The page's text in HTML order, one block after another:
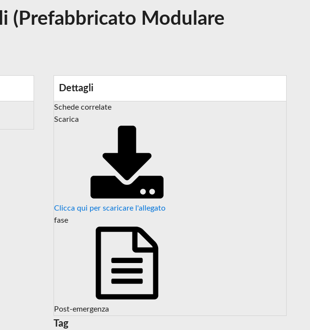
(Prefabbricato Modulare
Dettagli
Schede correlate
Scarica
Clicca qui per scaricare l'allegato
fase
Post-emergenza
Tag